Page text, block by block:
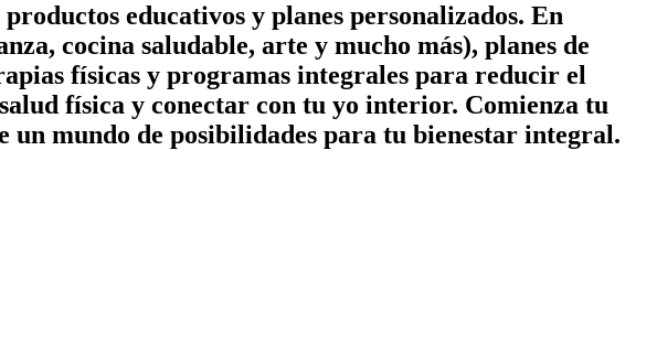
educativos y planes personalizados. En
cocina saludable, arte y mucho más), planes de
físicas y programas integrales para reducir el
física y conectar con tu yo interior. Comienza tu
un mundo de posibilidades para tu bienestar integral.